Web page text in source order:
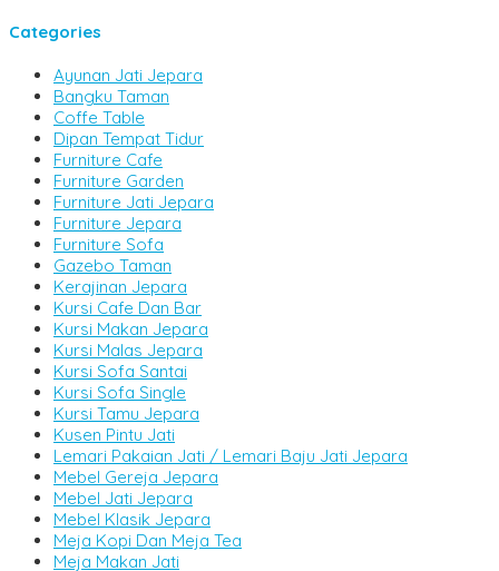
Categories
Ayunan Jati Jepara
Bangku Taman
Coffe Table
Dipan Tempat Tidur
Furniture Cafe
Furniture Garden
Furniture Jati Jepara
Furniture Jepara
Furniture Sofa
Gazebo Taman
Kerajinan Jepara
Kursi Cafe Dan Bar
Kursi Makan Jepara
Kursi Malas Jepara
Kursi Sofa Santai
Kursi Sofa Single
Kursi Tamu Jepara
Kusen Pintu Jati
Lemari Pakaian Jati / Lemari Baju Jati Jepara
Mebel Gereja Jepara
Mebel Jati Jepara
Mebel Klasik Jepara
Meja Kopi Dan Meja Tea
Meja Makan Jati